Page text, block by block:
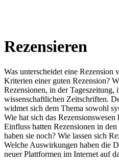
Rezensieren
Was unterscheidet eine
Kriterien einer guten Rezension?
Rezensionen, in der Tageszeitung,
wissenschaftlichen Zeitschriften.
widmet sich dem Thema sowohl
Wie hat sich das
Einfluss hatten Rezensionen in
haben sie noch? Wie lassen sich
Welche Auswirkungen haben die
neuer Plattformen im Internet auf